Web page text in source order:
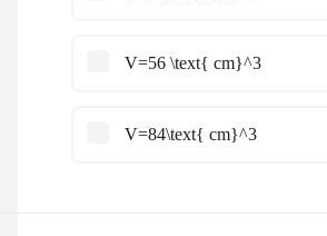
V=56 \text{ cm}^3
V=84\text{ cm}^3